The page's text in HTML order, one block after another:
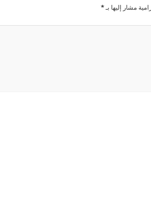
مشار إليها بـ*